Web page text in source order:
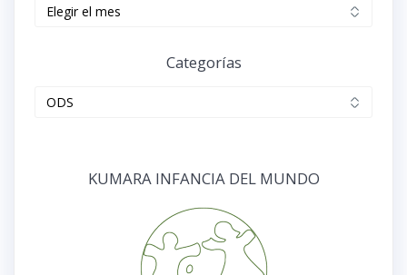
Categorías
KUMARA INFANCIA DEL MUNDO